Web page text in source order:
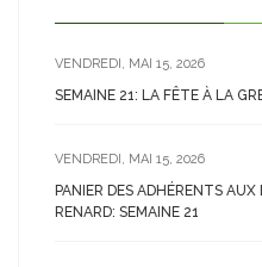
VENDREDI, MAI 15, 2026
SEMAINE 21: LA FÊTE À LA
VENDREDI, MAI 15, 2026
PANIER DES ADHÉRENTS
RENARD: SEMAINE 21